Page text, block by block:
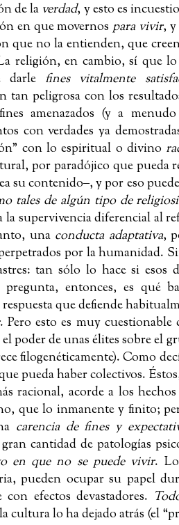
de la verdad, y esto es
en que movernospara vivir, y
que no la entienden, que
religión, en cambio, sí que
darle fines vitalmente
tan peligrosa con los
amenazados (y a
con verdades ya
con lo espiritual o divino
por paradójico que pueda
su contenido‒, y por eso puede
tales de algún tipo de
la supervivencia diferencial al
una conducta adaptativa,
por la humanidad.
tan sólo lo hace si esos
entonces, es qué
que defiende
. Pero esto es muy
poder de unas élites sobre el
filogenéticamente). Como
pueda haber colectivos.
racional, acorde a los
que lo inmanente y finito;
carencia de fines y
cantidad de patologías
en que no se puede vivir.
pueden ocupar su papel
efectos devastadores.
cultura lo ha dejado atrás (el